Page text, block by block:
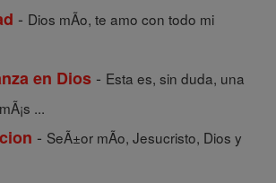
- Dios mÃ­o, te amo con todo mi
en Dios - Esta es, sin duda, una
...
- SeÃ±or mÃ­o, Jesucristo, Dios y